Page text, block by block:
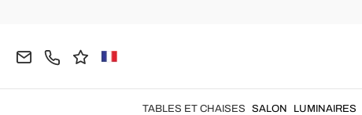
TABLES ET CHAISES SALON LUMINAIRES